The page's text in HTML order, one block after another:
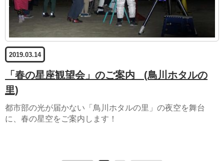
2019.03.14
「春の星座観望会」のご案内 (鳥川ホタルの
里)
都市部の光が届かない「鳥川ホタルの里」の夜空を舞台
に、春の星空をご案内します！